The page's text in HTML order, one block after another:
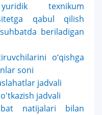
texnikum
qabul qilish
beriladigan
o‘qishga
soni
jadvali
jadvali
natijalari bilan